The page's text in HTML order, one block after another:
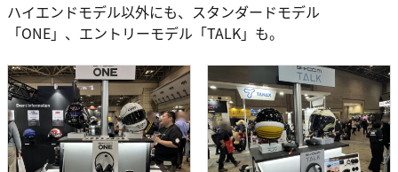
ハイエンドモデル以外にも、スタンダードモデル
「ONE」、エントリーモデル「TALK」も。